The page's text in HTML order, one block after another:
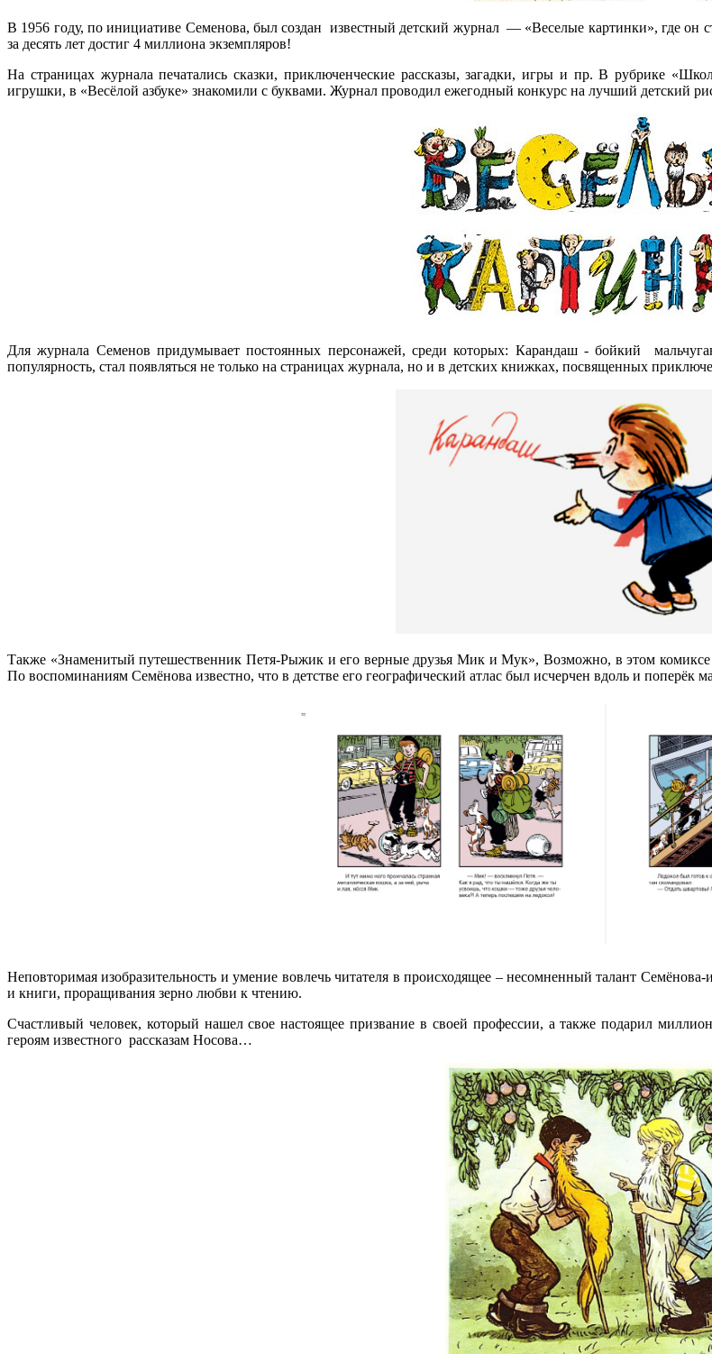
В 1956 году, по инициативе Семенова, был создан известный детский журнал — «Веселые картинки», где он
за десять лет достиг 4 миллиона экземпляров!
На страницах журнала печатались сказки, приключенческие рассказы, загадки, игры и пр. В рубрике
игрушки, в «Весёлой азбуке» знакомили с буквами. Журнал проводил ежегодный конкурс на лучший детский
Для журнала Семенов придумывает постоянных персонажей, среди которых: Карандаш - бойкий
популярность, стал появляться не только на страницах журнала, но и в детских книжках, посвященных
Также «Знаменитый путешественник Петя-Рыжик и его верные друзья Мик и Мук», Возможно, в этом
По воспоминаниям Семёнова известно, что в детстве его географический атлас был исчерчен вдоль и поперёк
Неповторимая изобразительность и умение вовлечь читателя в происходящее – несомненный талант
и книги, проращивания зерно любви к чтению.
Счастливый человек, который нашел свое настоящее призвание в своей профессии, а также подарил
героям известного рассказам Носова…